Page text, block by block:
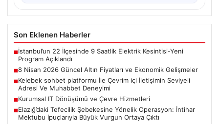
Son Eklenen Haberler
■İstanbul’un 22 İlçesinde 9 Saatlik Elektrik Kesintisi-Yeni
Program Açıklandı
■8 Nisan 2026 Güncel Altın Fiyatları ve Ekonomik Gelişmeler
■Kelebek sohbet platformu İle Çevrim içi İletişimin Seviyeli
Adresi Ve Muhabbet Deneyimi
■Kurumsal IT Dönüşümü ve Çevre Hizmetleri
■Elazığ’daki Tefecilik Şebekesine Yönelik Operasyon: İntihar
Mektubu İpuçlarıyla Büyük Vurgun Ortaya Çıktı